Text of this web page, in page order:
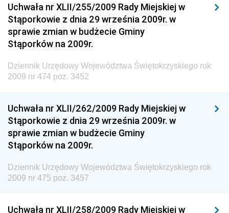
Narodowego i Sportu
Dziennik Urzędowy Ministra Finansów, Funduszy i
Polityki Regionalnej
Dziennik Urzędowy Ministra Rozwoju, Pracy i
Technologii
Dziennik Urzędowy Ministra Kultury, Dziedzictwa
Dziennik Urzędowy Ministra Rodziny i Polityki
Społecznej
Dziennik Urzędowy Komendy Głównej Straży
Granicznej
Dziennik Urzędowy Głównego Inspektoratu Transportu
Drogowego
Uchwała nr XLII/255/2009 Rady Miejskiej w
Stąporkowie z dnia 29 września 2009r. w
sprawie zmian w budżecie Gminy
Stąporków na 2009r.
Dziennik Urzędowy Województwa Świętokrzyskiego rok
2009 nr 474 poz. 3452
Uchwała nr XLII/262/2009 Rady Miejskiej w
Stąporkowie z dnia 29 września 2009r. w
sprawie zmian w budżecie Gminy
Stąporków na 2009r.
Dziennik Urzędowy Województwa Świętokrzyskiego rok
2009 nr 475 poz. 3457
Uchwała nr XLII/258/2009 Rady Miejskiej w